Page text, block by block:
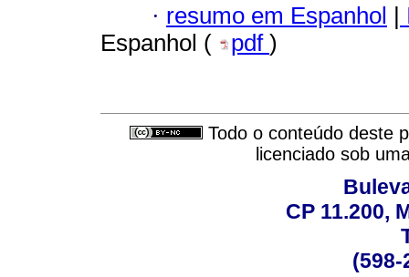
· resumo em Espanhol |
Espanhol (
pdf )
Todo o conteúdo deste
licenciado sob
CP 11.200,
(598-